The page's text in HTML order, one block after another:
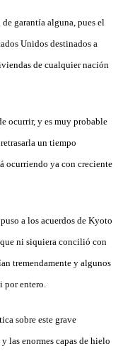
garantía alguna, pues el
Unidos destinados a
de cualquier nación
ocurrir, y es muy probable
un tiempo
ocurriendo ya con creciente
a los acuerdos de Kyoto
ni siquiera concilió con
tremendamente y algunos
por entero.
sobre este grave
las enormes capas de hielo